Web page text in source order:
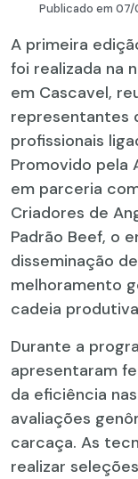
Publicado em 07/
A primeira
foi realizada na
em Cascavel,
representantes
profissionais
Promovido pela
em parceria
Criadores de
Padrão Beef, o
disseminação
melhoramento
cadeia
Durante a
apresentaram
da eficiência
avaliações
carcaça. As
realizar